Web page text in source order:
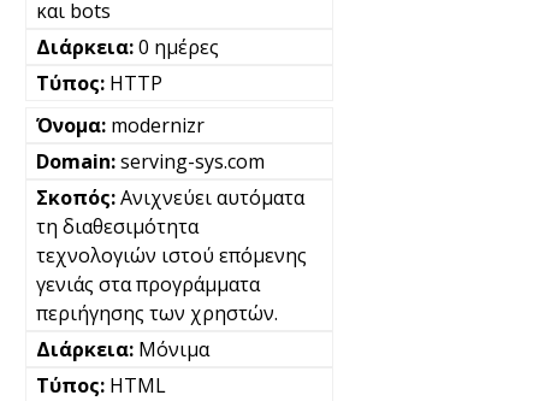
και bots
0 ημέρες
HTTP
modernizr
serving-sys.com
Ανιχνεύει αυτόματα
τη διαθεσιμότητα
τεχνολογιών ιστού επόμενης
γενιάς στα προγράμματα
περιήγησης των χρηστών.
Μόνιμα
HTML